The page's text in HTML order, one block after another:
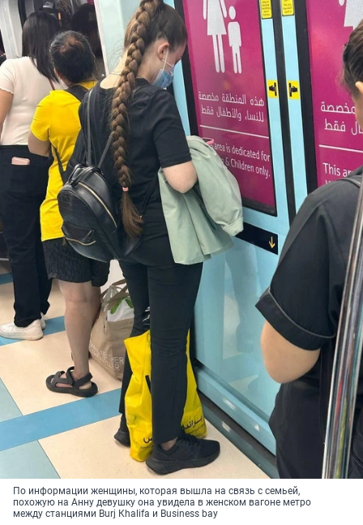
По информации женщины, которая вышла на связь с семьей,
похожую на Анну девушку она увидела в женском вагоне метро
между станциями Burj Кhalifa и Business bay